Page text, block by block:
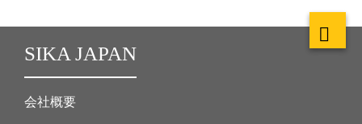
SIKA JAPAN
会社概要